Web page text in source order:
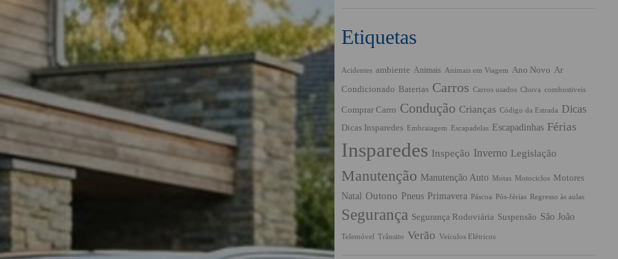
Etiquetas
Acidentes ambiente Animais Animais em Viagem Ano Novo Ar
Condicionado Baterias Carros Carros usados Chuva combustiveis
Comprar Carro Condução Crianças Código da Estrada Dicas
Dicas Insparedes Embraiagem Escapadelas Escapadinhas Férias
Insparedes Inspeção Inverno Legislação
Manutenção Manutenção Auto Motas Motociclos Motores
Natal Outono Pneus Primavera Páscoa Pós-férias Regresso às aulas
Segurança Segurança Rodoviária Suspensão São João
Telemóvel Trânsito Verão Veículos Elétricos